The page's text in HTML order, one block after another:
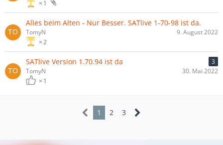
1
Alles beim Alten - Nur Besser. SATlive 1-70-98 ist da.
2
TomyN 9. August 2022
SATlive Version 1.70.94 ist da 3
1
TomyN 30. Mai 2022
1 2 3